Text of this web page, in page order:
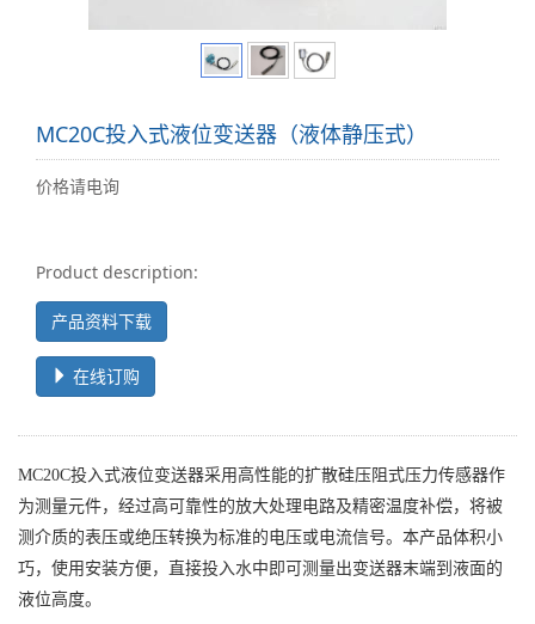
MC20C投入式液位变送器（液体静压式）
价格请电询
Product description:
产品资料下载
在线订购
MC20C投入式液位变送器采用高性能的扩散硅压阻式压力传感器作
为测量元件，经过高可靠性的放大处理电路及精密温度补偿，将被
测介质的表压或绝压转换为标准的电压或电流信号。本产品体积小
巧，使用安装方便，直接投入水中即可测量出变送器末端到液面的
液位高度。